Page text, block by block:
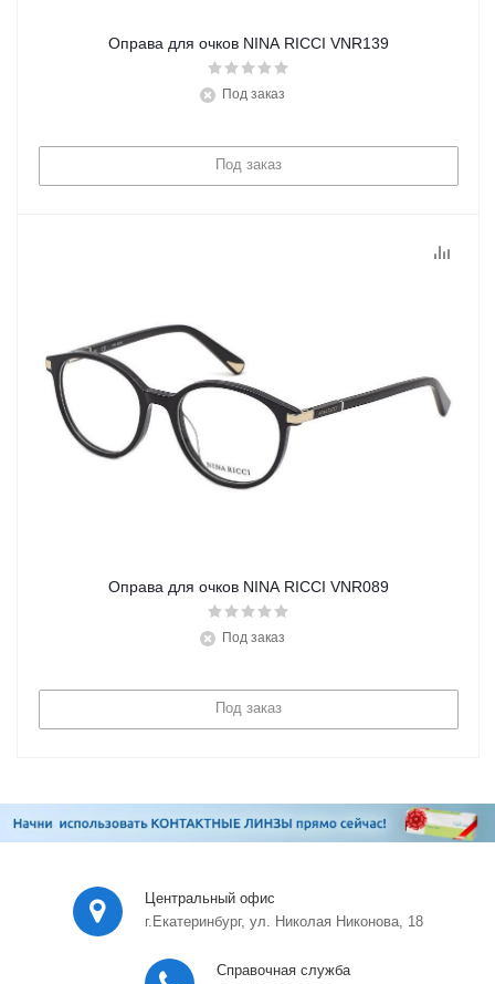
Оправа для очков NINA RICCI VNR139
Под заказ
Под заказ
Оправа для очков NINA RICCI VNR089
Под заказ
Под заказ
Центральный офис
г.Екатеринбург, ул. Николая Никонова, 18
Справочная служба